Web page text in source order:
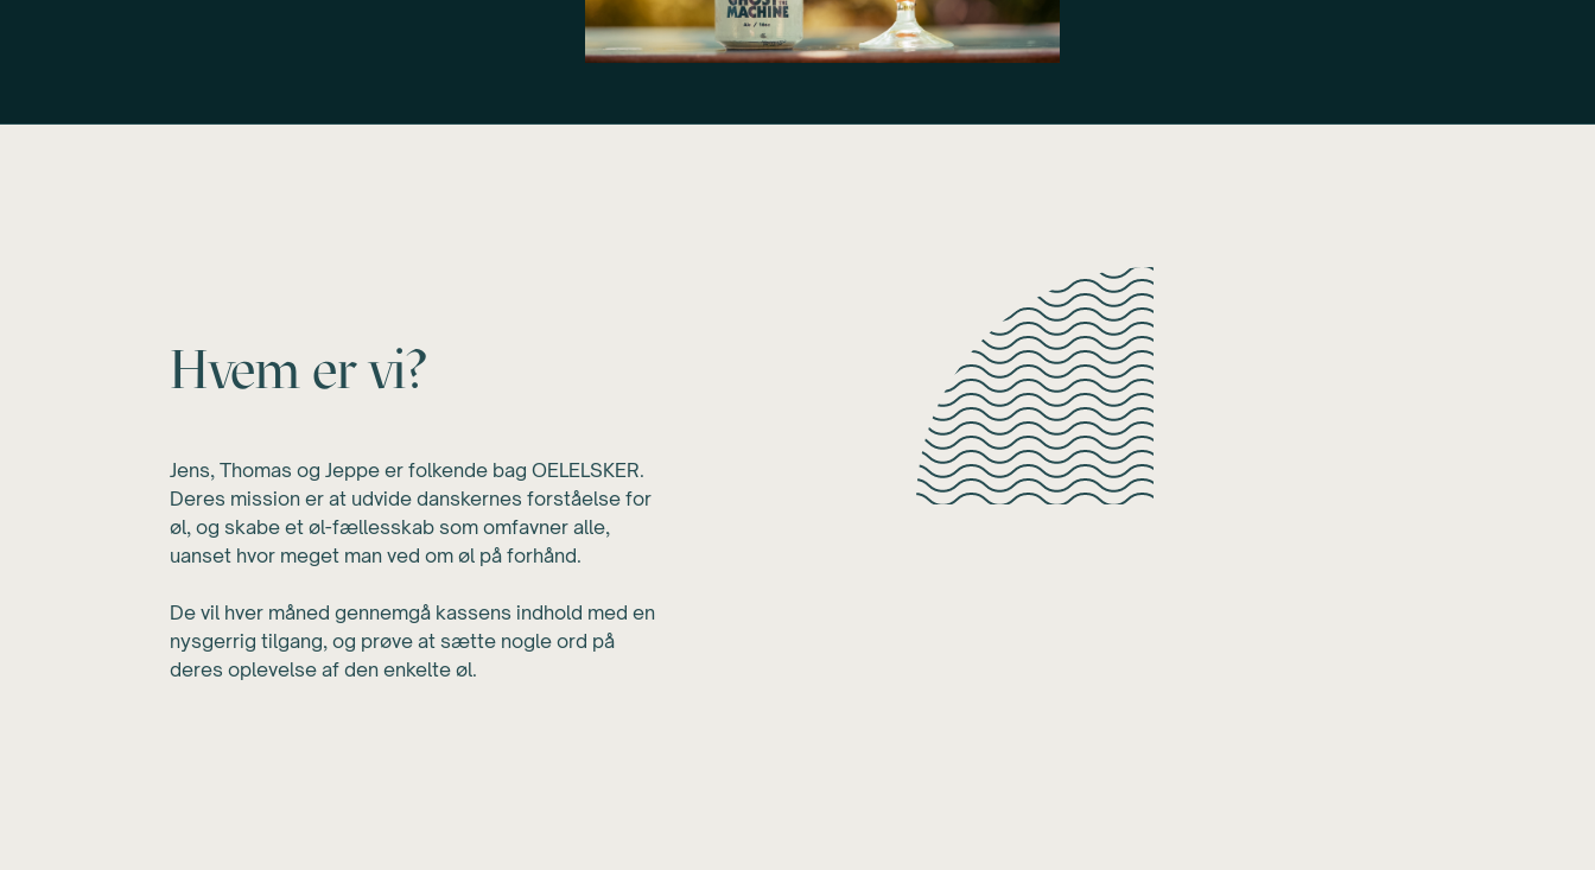
Hvem er vi?
Jens, Thomas og Jeppe er folkende bag OELELSKER.
Deres mission er at udvide danskernes forståelse for
øl, og skabe et øl-fællesskab som omfavner alle,
uanset hvor meget man ved om øl på forhånd.
De vil hver måned gennemgå kassens indhold med en
nysgerrig tilgang, og prøve at sætte nogle ord på
deres oplevelse af den enkelte øl.